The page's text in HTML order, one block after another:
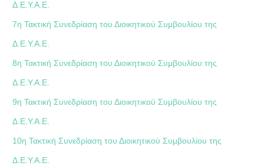
Δ.Ε.Υ.Α.Ε.
7η Τακτική Συνεδρίαση του Διοικητικού Συμβουλίου της
Δ.Ε.Υ.Α.Ε.
8η Τακτική Συνεδρίαση του Διοικητικού Συμβουλίου της
Δ.Ε.Υ.Α.Ε.
9η Τακτική Συνεδρίαση του Διοικητικού Συμβουλίου της
Δ.Ε.Υ.Α.Ε.
10η Τακτική Συνεδρίαση του Διοικητικού Συμβουλίου της
Δ.Ε.Υ.Α.Ε.